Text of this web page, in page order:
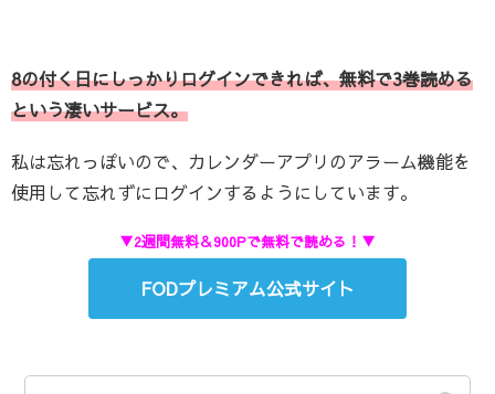
8の付く日にしっかりログインできれば、無料で3巻読める
という凄いサービス。
私は忘れっぽいので、カレンダーアプリのアラーム機能を
使用して忘れずにログインするようにしています。
▼2週間無料＆900Pで無料で読める！▼
FODプレミアム公式サイト